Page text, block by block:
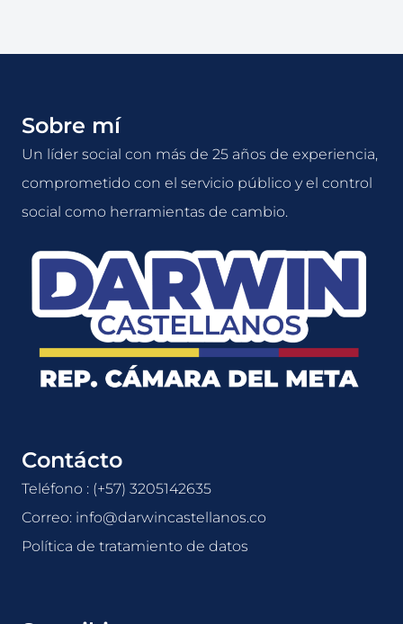
Sobre mí
Un líder social con más de 25 años de experiencia,
comprometido con el servicio público y el control
social como herramientas de cambio.
Contácto
Teléfono : (+57) 3205142635
Correo: info@darwincastellanos.co
Política de tratamiento de datos